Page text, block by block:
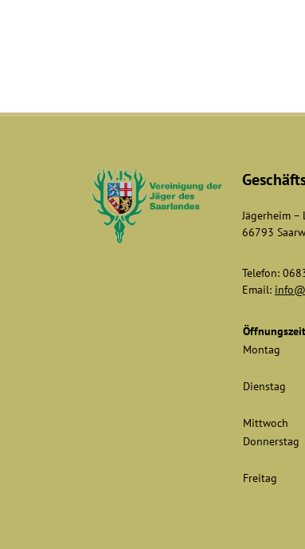
Jägerheim –
66793
Telefon:
Email:
Montag
Dienstag
Mittwoch
Donnerstag
Freitag